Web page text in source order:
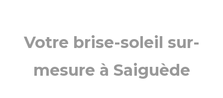
Votre brise-soleil sur-
mesure à Saiguède